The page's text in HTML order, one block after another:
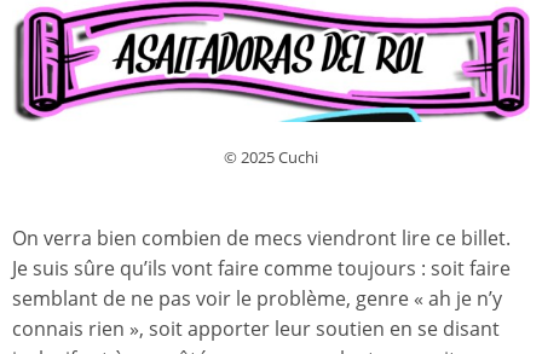
© 2025 Cuchi
On verra bien combien de mecs viendront lire ce billet.
Je suis sûre qu’ils vont faire comme toujours : soit faire
semblant de ne pas voir le problème, genre « ah je n’y
connais rien », soit apporter leur soutien en se disant